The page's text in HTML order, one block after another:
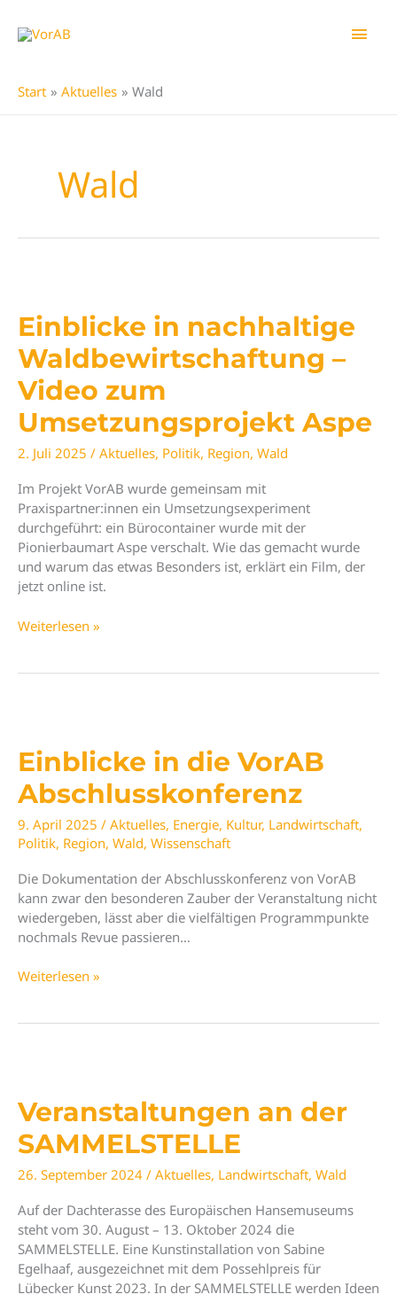
Inhalt
Start Aktuelles Wald
Wald
Einblicke in nachhaltige
Waldbewirtschaftung –
Video zum
Umsetzungsprojekt Aspe
2. Juli 2025 / Aktuelles, Politik, Region, Wald
Im Projekt VorAB wurde gemeinsam mit
Praxispartner:innen ein Umsetzungsexperiment
durchgeführt: ein Bürocontainer wurde mit der
Pionierbaumart Aspe verschalt. Wie das gemacht wurde
und warum das etwas Besonders ist, erklärt ein Film, der
jetzt online ist.
Einblicke
Umsetzungsprojekt
Aspe
Weiterlesen »
Einblicke in die VorAB
Abschlusskonferenz
9. April 2025 / Aktuelles, Energie, Kultur, Landwirtschaft,
Politik, Region, Wald, Wissenschaft
Die Dokumentation der Abschlusskonferenz von VorAB
kann zwar den besonderen Zauber der Veranstaltung nicht
wiedergeben, lässt aber die vielfältigen Programmpunkte
nochmals Revue passieren…
Einblicke
Weiterlesen »
Veranstaltungen an der
SAMMELSTELLE
26. September 2024 / Aktuelles, Landwirtschaft, Wald
Auf der Dachterasse des Europäischen Hansemuseums
steht vom 30. August – 13. Oktober 2024 die
SAMMELSTELLE. Eine Kunstinstallation von Sabine
Egelhaaf, ausgezeichnet mit dem Possehlpreis für
Lübecker Kunst 2023. In der SAMMELSTELLE werden Ideen